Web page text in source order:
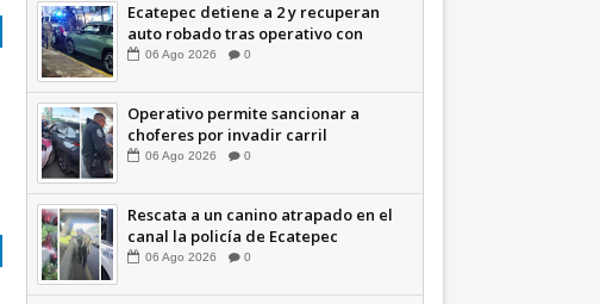
Ecatepec detiene a 2 y recuperan
auto robado tras operativo con
Tecámac +Video | INFORMATIVA
06 Ago 2026 0
Operativo permite sancionar a
choferes por invadir carril
confinado: Ecatepec +Video |
06 Ago 2026 0
Rescata a un canino atrapado en el
canal la policía de Ecatepec
INFORMATIVA
06 Ago 2026 0